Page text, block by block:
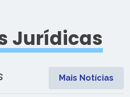
Jurídicas
Mais Notícias